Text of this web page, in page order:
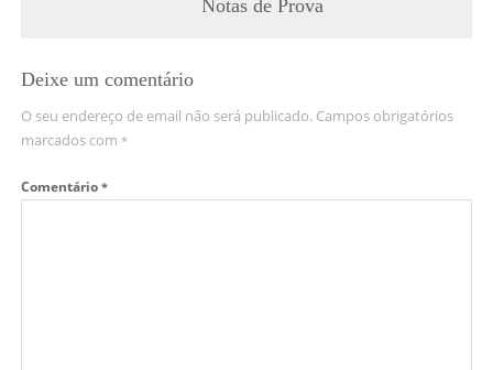
Notas de Prova
Deixe um comentário
O seu endereço de email não será publicado. Campos obrigatórios
marcados com *
Comentário *